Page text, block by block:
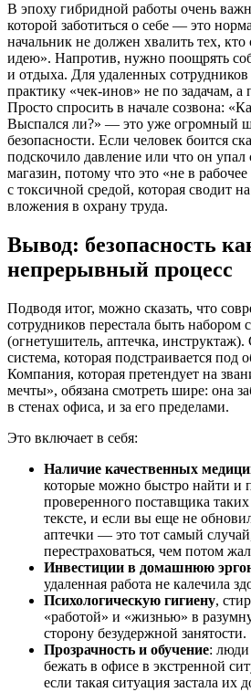
В эпоху гибридной работы очень
которой заботиться о себе — это
начальник не должен хвалить тех,
идею». Напротив, нужно поощрять
и отдыха. Для удаленных сотрудников
практику «чек-инов» не по задачам, а
Просто спросить в начале созвона:
Выспался ли?» — это уже огромный
безопасности. Если человек боится
подскочило давление или что он упал
магазин, потому что это «не в
с токсичной средой, которая сводит
вложения в охрану труда.
Вывод: безопасность
непрерывный процесс
Подводя итог, можно сказать, что
сотрудников перестала быть набором
(огнетушитель, аптечка, инструктаж).
система, которая подстраивается под
Компания, которая претендует на
мечты», обязана смотреть шире: она
в стенах офиса, и за его пределами.
Это включает в себя:
Наличие качественных
которые можно быстро найти и
проверенного поставщика
тексте, и если вы еще не
аптечки — это тот самый
перестраховаться, чем потом
Инвестиции в домашнюю
удаленная работа не калечила
Психологическую гигиену,
«работой» и «жизнью» в
сторону безудержной занятости.
Прозрачность и обучение: люди
бежать в офисе в экстренной
если такая ситуация застала их